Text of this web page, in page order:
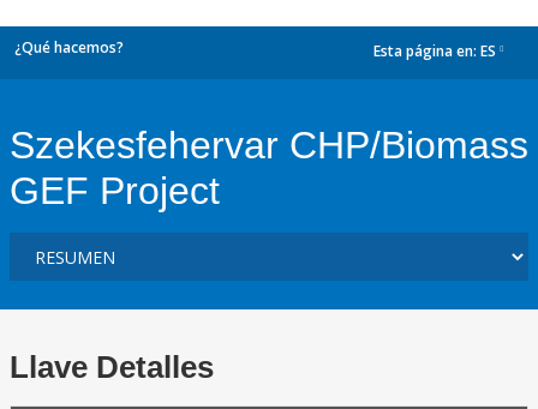
¿Qué hacemos? Esta página en: ES
Szekesfehervar CHP/Biomass
GEF Project
Llave Detalles